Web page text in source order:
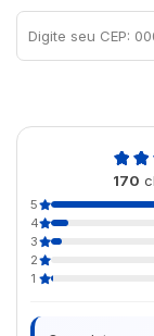
170
5
4
3
2
1